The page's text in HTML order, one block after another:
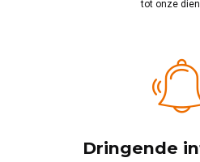
tot onze
Dringende